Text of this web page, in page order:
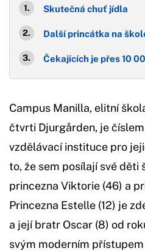
Skutečná chuť jídla
Další princátka na
Čekajících je přes 10
Campus Manilla, elitní
čtvrti Djurgården, je
vzdělávací instituce pro
to, že sem posílají své děti
princezna Viktorie (46) a
Princezna Estelle (12) je
a její bratr Oscar (8) od
svým moderním